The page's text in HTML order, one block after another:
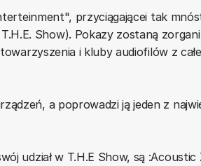
przyciągającei tak
Show). Pokazy zostaną
i kluby audiofilów z
a poprowadzi ją jeden z
udział w T.H.E Show, są